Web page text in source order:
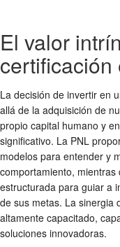
El valor
certificación
La decisión de invertir en
allá de la adquisición de
propio capital humano y
significativo. La PNL
modelos para entender y
comportamiento,
estructurada para guiar a
de sus metas. La sinergia
altamente capacitado,
soluciones innovadoras.